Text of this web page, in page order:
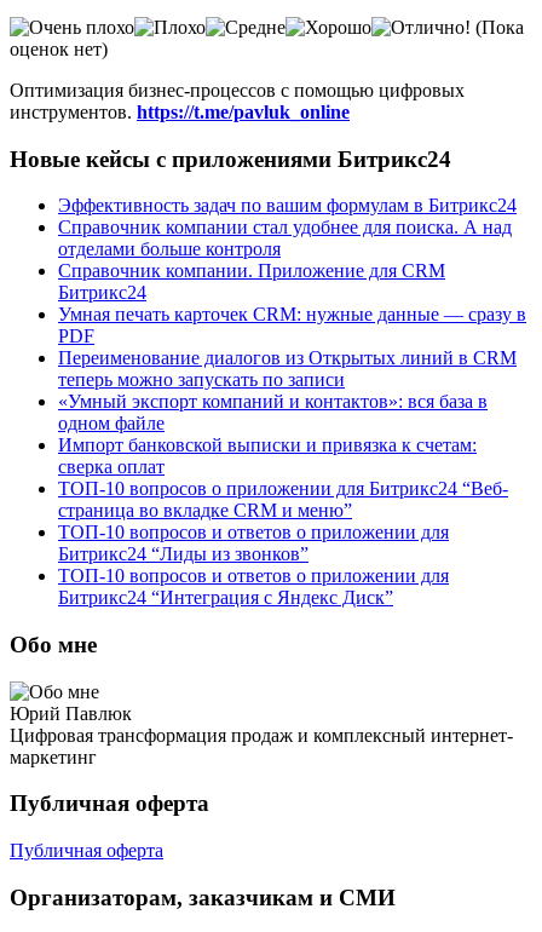
(Пока
оценок нет)
Оптимизация бизнес-процессов с помощью цифровых
инструментов. https://t.me/pavluk_online
Новые кейсы с приложениями Битрикс24
Эффективность задач по вашим формулам в Битрикс24
Справочник компании стал удобнее для поиска. А над
отделами больше контроля
Справочник компании. Приложение для CRM
Битрикс24
Умная печать карточек CRM: нужные данные — сразу в
PDF
Переименование диалогов из Открытых линий в CRM
теперь можно запускать по записи
«Умный экспорт компаний и контактов»: вся база в
одном файле
Импорт банковской выписки и привязка к счетам:
сверка оплат
ТОП-10 вопросов о приложении для Битрикс24 “Веб-
страница во вкладке CRM и меню”
ТОП-10 вопросов и ответов о приложении для
Битрикс24 “Лиды из звонков”
ТОП-10 вопросов и ответов о приложении для
Битрикс24 “Интеграция с Яндекс Диск”
Обо мне
Юрий Павлюк
Цифровая трансформация продаж и комплексный интернет-
маркетинг
Публичная оферта
Публичная оферта
Организаторам, заказчикам и СМИ